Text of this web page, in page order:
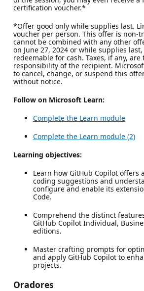
certification voucher.*
*Offer good only while supplies last.
voucher per person. This offer is non-
cannot be combined with any other
on June 27, 2024 or while supplies
redeemable for cash. Taxes, if any, are
responsibility of the recipient.
to cancel, change, or suspend this
without notice.
Follow on Microsoft Learn:
Complete the Learn module
Complete the Learn module (2)
Learning objectives:
Learn how GitHub Copilot offers
coding suggestions and
configure and enable its
Code.
Comprehend the distinct
GitHub Copilot Individual,
editions.
Master crafting prompts for
and apply GitHub Copilot to
projects.
Oradores